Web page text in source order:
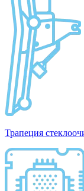
Трапеция